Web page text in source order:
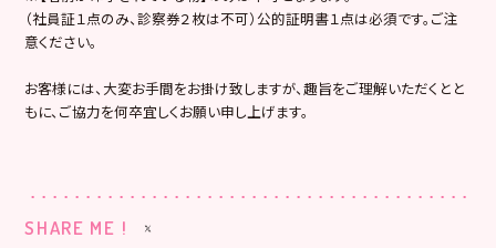
（社員証１点のみ、診察券２枚は不可）公的証明書１点は必須です。ご注
意ください。
お客様には、大変お手間をお掛け致しますが、趣旨をご理解いただくとと
もに、ご協力を何卒宜しくお願い申し上げます。
SHARE ME !